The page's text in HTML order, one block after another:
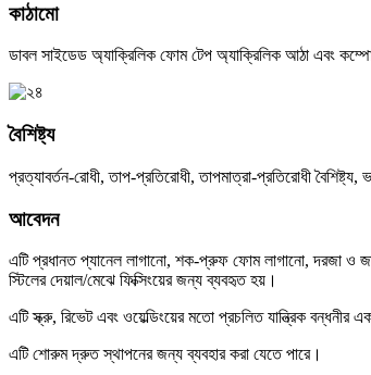
কাঠামো
ডাবল সাইডেড অ্যাক্রিলিক ফোম টেপ অ্যাক্রিলিক আঠা এবং
বৈশিষ্ট্য
প্রত্যাবর্তন-রোধী, তাপ-প্রতিরোধী, তাপমাত্রা-প্রতিরোধী
আবেদন
এটি প্রধানত প্যানেল লাগানো, শক-প্রুফ ফোম লাগানো, দরজা ও
স্টিলের দেয়াল/মেঝে ফিক্সিংয়ের জন্য ব্যবহৃত হয়।
এটি স্ক্রু, রিভেট এবং ওয়েল্ডিংয়ের মতো প্রচলিত যান্ত্রিক বন্ধনীর
এটি শোরুম দ্রুত স্থাপনের জন্য ব্যবহার করা যেতে পারে।